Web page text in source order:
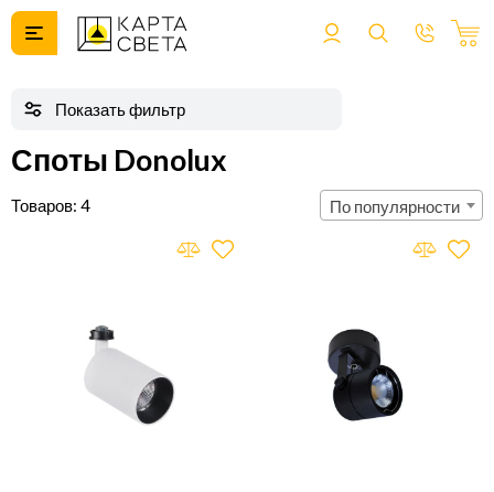
Споты Donolux
4 По популярности